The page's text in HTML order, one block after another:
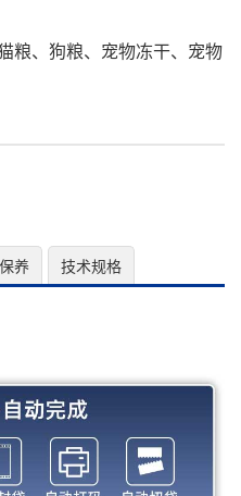
粮、狗粮、宠物冻干、宠物
养 技术规格